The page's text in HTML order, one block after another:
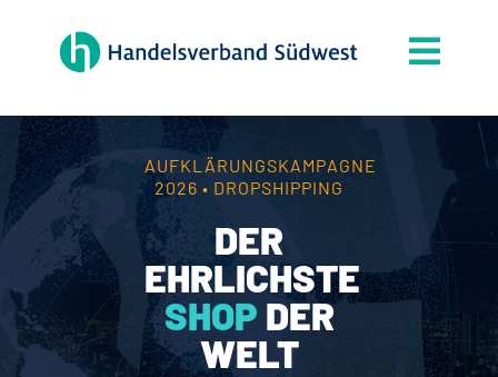
Themen
Mitgliedschaft
Partner
News
Handelsjournal
AUFKLÄRUNGSKAMPAGNE
2026 • DROPSHIPPING
DER
EHRLICHSTE
SHOP DER
WELT